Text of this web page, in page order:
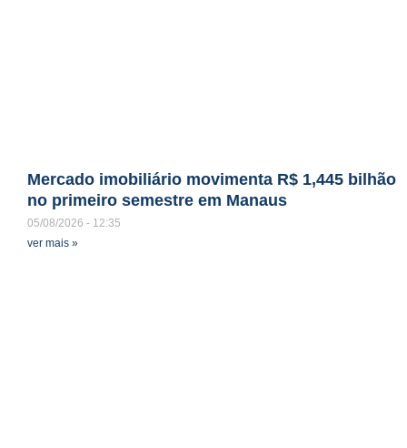
Mercado imobiliário movimenta R$ 1,445 bilhão
no primeiro semestre em Manaus
05/08/2026
12:35
ver mais »